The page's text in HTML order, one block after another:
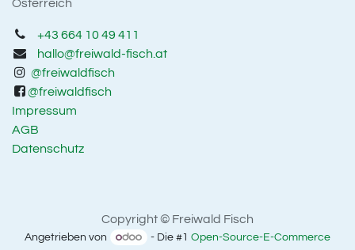
Österreich
+43 664 10 49 411
hallo@freiwald-fisch.at
@freiwaldfisch
@freiwaldfisch
Impressum
AGB
Datenschutz
Copyright © Freiwald Fisch
Angetrieben von - Die #1 Open-Source-E-Commerce